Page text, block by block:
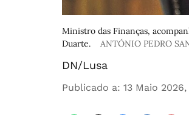
Ministro das Finanças,
Duarte.
ANTÓNIO PEDRO
DN/Lusa
Publicado a: 13 Maio